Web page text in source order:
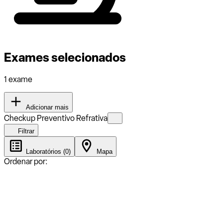
Exames selecionados
1 exame
Adicionar mais
Checkup Preventivo Refrativa
Filtrar
Laboratórios (0) Mapa
Ordenar por: